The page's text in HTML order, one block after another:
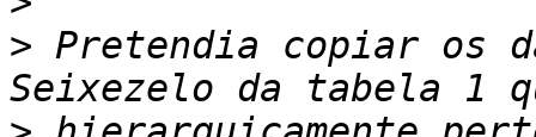
> Pretendia copiar os